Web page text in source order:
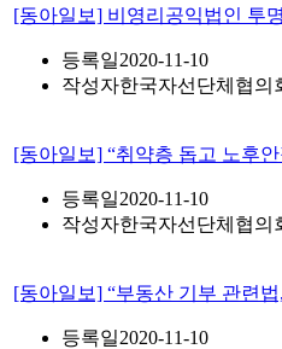
[동아일보] 비영리공익법인 투
등록일2020-11-10
작성자한국자선단체협의
[동아일보] “취약층 돕고 노후
등록일2020-11-10
작성자한국자선단체협의
[동아일보] “부동산 기부 관련
등록일2020-11-10